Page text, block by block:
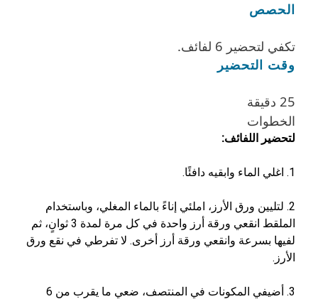
الحصص
تكفي لتحضير 6 لفائف.
وقت التحضير
25 دقيقة
الخطوات
لتحضير اللفائف:
1. اغلي الماء وابقيه دافئًا.
2. لتليين ورق الأرز، املئي إناءً بالماء المغلي، وباستخدام
الملقط انقعي ورقة أرز واحدة في كل مرة لمدة 3 ثوانٍ، ثم
لفيها بسرعة وانقعي ورقة أرز أخرى. لا تفرطي في نقع ورق
الأرز.
3. أضيفي المكونات في المنتصف، ضعي ما يقرب من 6